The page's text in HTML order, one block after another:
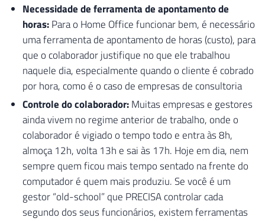
Necessidade de ferramenta de apontamento de
horas:Para o Home Office funcionar bem, é necessário
uma ferramenta de apontamento de horas (custo), para
que o colaborador justifique no que ele trabalhou
naquele dia, especialmente quando o cliente é cobrado
por hora, como é o caso de empresas de consultoria
Controle do colaborador:Muitas empresas e gestores
ainda vivem no regime anterior de trabalho, onde o
colaborador é vigiado o tempo todo e entra às 8h,
almoça 12h, volta 13h e sai às 17h. Hoje em dia, nem
sempre quem ficou mais tempo sentado na frente do
computador é quem mais produziu. Se você é um
gestor “old-school” que PRECISA controlar cada
segundo dos seus funcionários, existem ferramentas